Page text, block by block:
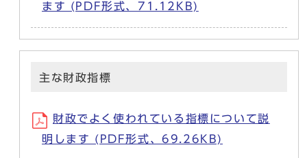
ます (PDF形式、71.12KB)
主な財政指標
財政でよく使われている指標について説
明します (PDF形式、69.26KB)